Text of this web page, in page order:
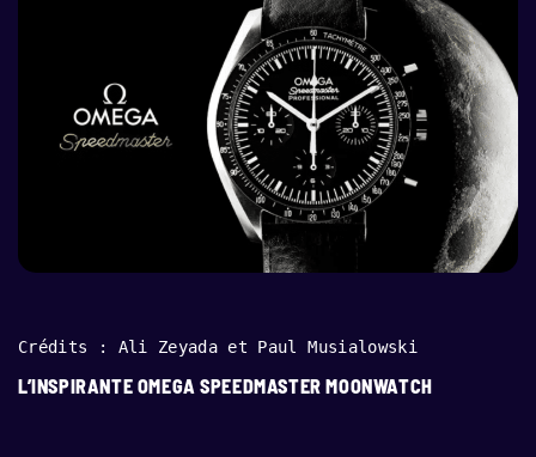
Crédits : Ali Zeyada et Paul Musialowski
L’INSPIRANTE OMEGA SPEEDMASTER MOONWATCH